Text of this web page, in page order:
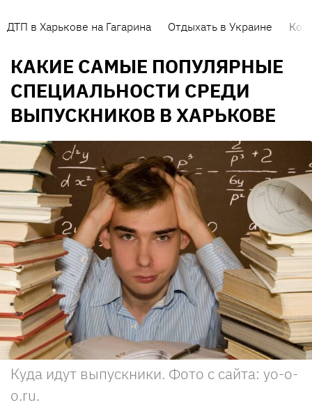
ДТП в Харькове на Гагарина Отдыхать в Украине
КАКИЕ САМЫЕ ПОПУЛЯРНЫЕ
СПЕЦИАЛЬНОСТИ СРЕДИ
ВЫПУСКНИКОВ В ХАРЬКОВЕ
Куда идут выпускники. Фото с сайта: yo-o-
o.ru.